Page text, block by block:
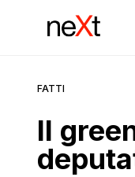
FATTI
Il